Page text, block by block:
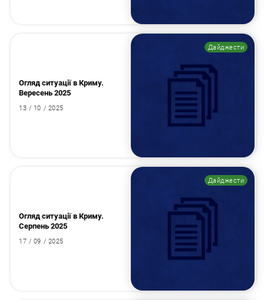
Дайджести
Огляд ситуації в Криму.
Вересень 2025
13 / 10 / 2025
Дайджести
Огляд ситуації в Криму.
Серпень 2025
17 / 09 / 2025